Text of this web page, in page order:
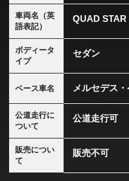
車両名（英
語表記）
QUAD
ボディータ
イプ
セダン
ベース車名 メルセデス
公道走行に
ついて
公道走行可
販売につい
て
販売不可